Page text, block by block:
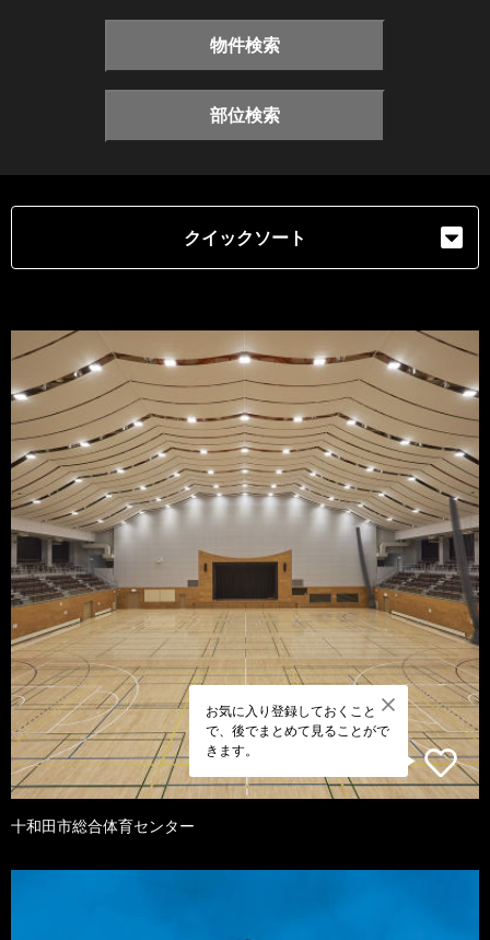
物件検索
部位検索
クイックソート
お気に入り登録しておくこと
で、後でまとめて見ることがで
きます。
十和田市総合体育センター